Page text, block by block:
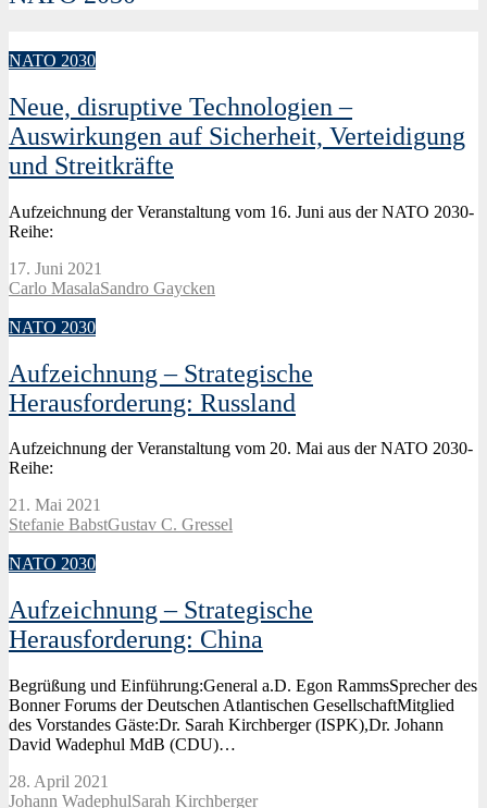
NATO 2030
Neue, disruptive Technologien –
Auswirkungen auf Sicherheit, Verteidigung
und Streitkräfte
Aufzeichnung der Veranstaltung vom 16. Juni aus der NATO 2030-
Reihe:
17. Juni 2021
Carlo MasalaSandro Gaycken
NATO 2030
Aufzeichnung – Strategische
Herausforderung: Russland
Aufzeichnung der Veranstaltung vom 20. Mai aus der NATO 2030-
Reihe:
21. Mai 2021
Stefanie BabstGustav C. Gressel
NATO 2030
Aufzeichnung – Strategische
Herausforderung: China
Begrüßung und Einführung:General a.D. Egon RammsSprecher des
Bonner Forums der Deutschen Atlantischen GesellschaftMitglied
des Vorstandes Gäste:Dr. Sarah Kirchberger (ISPK),Dr. Johann
David Wadephul MdB (CDU)…
28. April 2021
Johann WadephulSarah Kirchberger